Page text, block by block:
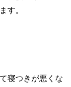
す。
寝つきが悪くな